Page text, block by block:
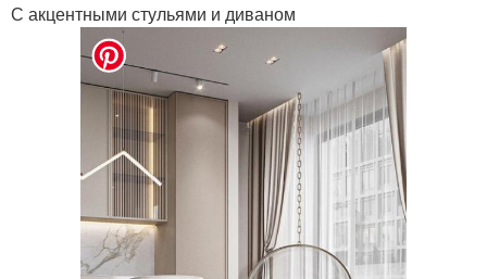
С акцентными стульями и диваном